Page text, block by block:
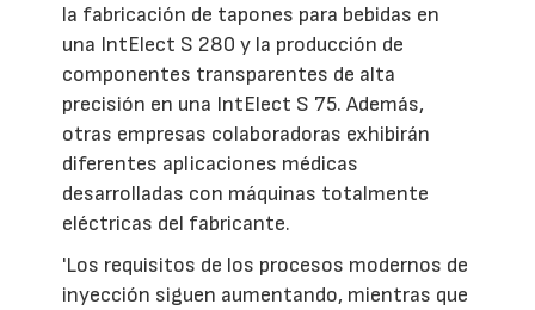
la fabricación de tapones para bebidas en
una IntElect S 280 y la producción de
componentes transparentes de alta
precisión en una IntElect S 75. Además,
otras empresas colaboradoras exhibirán
diferentes aplicaciones médicas
desarrolladas con máquinas totalmente
eléctricas del fabricante.
'Los requisitos de los procesos modernos de
inyección siguen aumentando, mientras que